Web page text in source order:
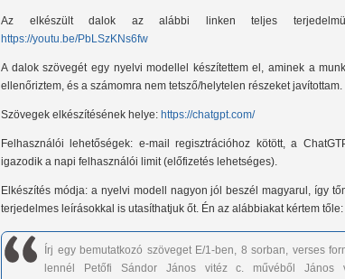
Az elkészült dalok az alábbi linken teljes
https://youtu.be/PbLSzKNs6fw
A dalok szövegét egy nyelvi modellel készítettem el, aminek a
ellenőriztem, és a számomra nem tetsző/helytelen részeket javítottam.
Szövegek elkészítésének helye: https://chatgpt.com/
Felhasználói lehetőségek: e-mail regisztrációhoz kötött, a
igazodik a napi felhasználói limit (előfizetés lehetséges).
Elkészítés módja: a nyelvi modell nagyon jól beszél magyarul, így
terjedelmes leírásokkal is utasíthatjuk őt. Én az alábbiakat kértem tőle:
Írj egy bemutatkozó szöveget E/1-ben, 8 sorban, verses
lennél Petőfi Sándor János vitéz c. művéből János